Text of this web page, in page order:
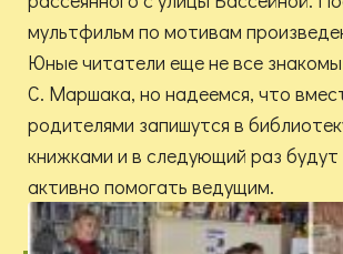
мультфильм по мотивам
Юные читатели еще не все
С. Маршака, но надеемся, что
родителями запишутся в
книжками и в следующий раз будут
активно помогать ведущим.